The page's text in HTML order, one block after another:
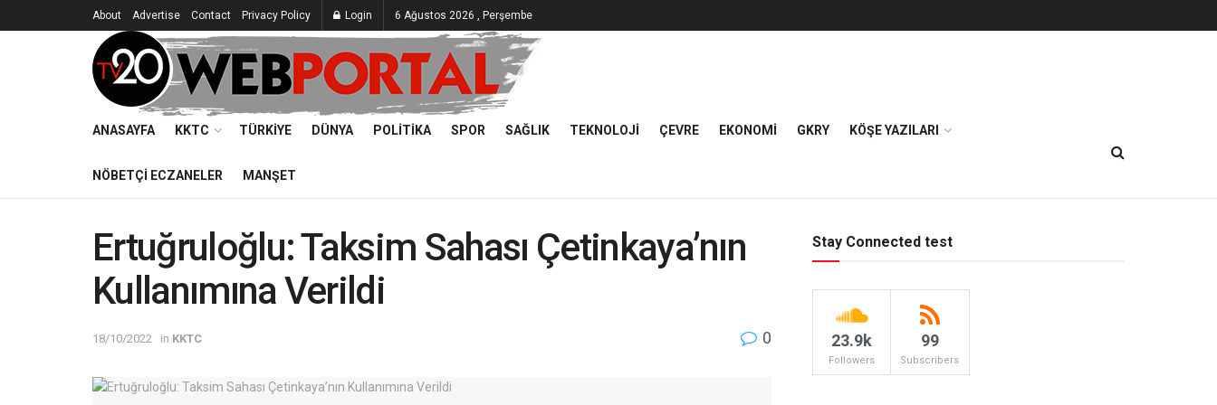
About Advertise Contact Privacy Policy Login 6 Ağustos 2026 , Perşembe
ANASAYFA KKTC TÜRKIYE DÜNYA POLITIKA SPOR SAĞLIK TEKNOLOJI ÇEVRE EKONOMI GKRY KÖŞE YAZILARI
NÖBETÇI ECZANELER MANŞET
Ertuğruloğlu: Taksim Sahası Çetinkaya’nın
Kullanımına Verildi
18/10/2022 in KKTC 0
Stay Connected test
23.9k
Followers
99
Subscribers